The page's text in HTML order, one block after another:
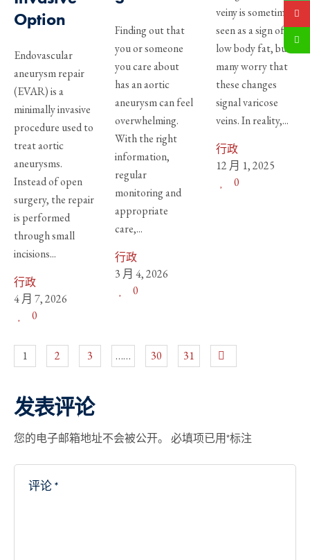
Option
Endovascular
aneurysm repair
(EVAR) is a
minimally invasive
procedure used to
treat aortic
aneurysms.
Instead of open
surgery, the repair
is performed
through small
incisions...
行政
4 月 7, 2026
0
Finding out that
you or someone
you care about
has an aortic
aneurysm can feel
overwhelming.
With the right
information,
regular
monitoring and
appropriate
care,...
行政
3 月 4, 2026
0
veiny is sometimes
seen as a sign of
low body fat, but
many worry that
these changes
signal varicose
veins. In reality,...
行政
12 月 1, 2025
0
1 2 3 …… 30 31
发表评论
您的电子邮箱地址不会被公开。 必填项已用*标注